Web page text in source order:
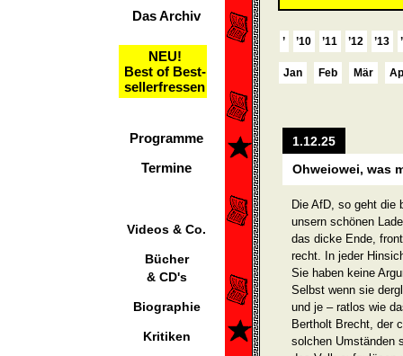
Das Archiv
NEU!
Best of Best-
sellerfressen
Programme
Termine
Videos & Co.
Bücher
& CD's
Biographie
Kritiken
’ ’10 ’11 ’12 ’13
Jan Feb Mär
1.12.25
Ohweiowei, was
Die AfD, so geht die
unsern schönen
das dicke Ende,
recht. In jeder
Sie haben keine
Selbst wenn sie
und je – ratlos wie
Bertholt Brecht, der
solchen Umständen